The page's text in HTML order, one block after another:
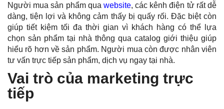
Người mua sản phẩm qua website, các kênh điện tử rất dễ
dàng, tiện lợi và không cảm thấy bị quấy rối. Đặc biệt còn
giúp tiết kiệm tối đa thời gian vì khách hàng có thể lựa
chọn sản phẩm tại nhà thông qua catalog giới thiệu giúp
hiểu rõ hơn về sản phẩm. Người mua còn được nhân viên
tư vấn trực tiếp sản phẩm, dịch vụ ngay tại nhà.
Vai trò của marketing trực
tiếp